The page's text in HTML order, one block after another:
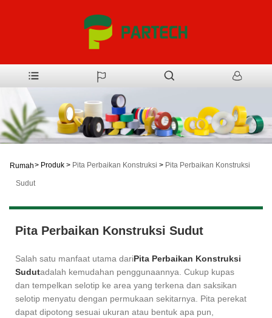
Rumah> Produk > Pita Perbaikan Konstruksi > Pita Perbaikan Konstruksi
Sudut
Pita Perbaikan Konstruksi Sudut
Salah satu manfaat utama dariPita Perbaikan Konstruksi
Sudutadalah kemudahan penggunaannya. Cukup kupas
dan tempelkan selotip ke area yang terkena dan saksikan
selotip menyatu dengan permukaan sekitarnya. Pita perekat
dapat dipotong sesuai ukuran atau bentuk apa pun,